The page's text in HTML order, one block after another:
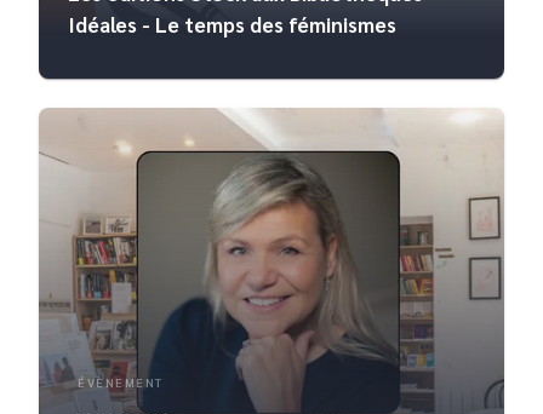
Idéales - Le temps des féminismes
ÉVÈNEMENT